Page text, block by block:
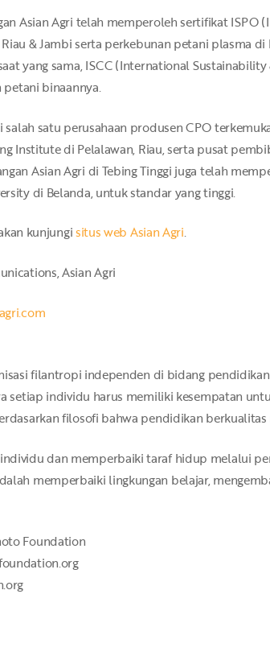
Asian Agri telah memperoleh sertifikat ISPO
& Jambi serta perkebunan petani plasma
yang sama, ISCC (International
binaannya.
satu perusahaan produsen CPO
Institute di Pelalawan, Riau, serta pusat
Asian Agri di Tebing Tinggi juga telah
di Belanda, untuk standar yang tinggi.
kunjungisitus web Asian Agri.
Asian Agri
filantropi independen di bidang
setiap individu harus memiliki kesempatan
filosofi bahwa pendidikan
dan memperbaiki taraf hidup melalui
memperbaiki lingkungan belajar,
Foundation